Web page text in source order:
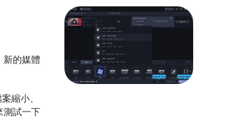
新的媒體
縮小、
測試一下